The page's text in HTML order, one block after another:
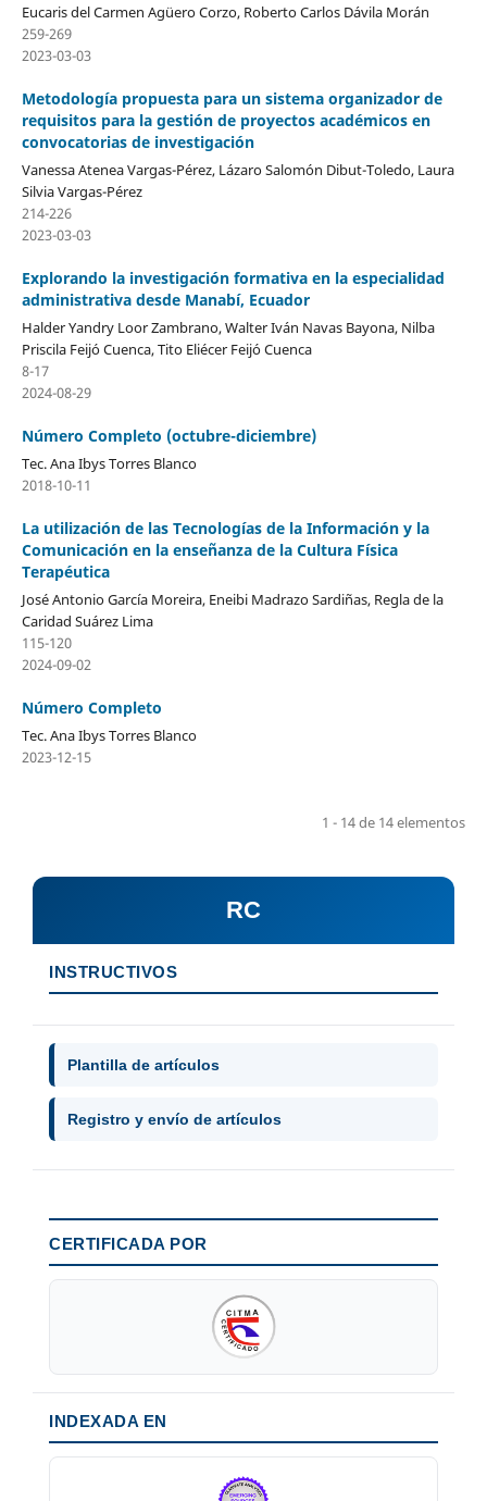
Eucaris del Carmen Agüero Corzo, Roberto Carlos Dávila Morán
259-269
2023-03-03
Metodología propuesta para un sistema organizador de
requisitos para la gestión de proyectos académicos en
convocatorias de investigación
Vanessa Atenea Vargas-Pérez, Lázaro Salomón Dibut-Toledo, Laura
Silvia Vargas-Pérez
214-226
2023-03-03
Explorando la investigación formativa en la especialidad
administrativa desde Manabí, Ecuador
Halder Yandry Loor Zambrano, Walter Iván Navas Bayona, Nilba
Priscila Feijó Cuenca, Tito Eliécer Feijó Cuenca
8-17
2024-08-29
Número Completo (octubre-diciembre)
Tec. Ana Ibys Torres Blanco
2018-10-11
La utilización de las Tecnologías de la Información y la
Comunicación en la enseñanza de la Cultura Física
Terapéutica
José Antonio García Moreira, Eneibi Madrazo Sardiñas, Regla de la
Caridad Suárez Lima
115-120
2024-09-02
Número Completo
Tec. Ana Ibys Torres Blanco
2023-12-15
1 - 14 de 14 elementos
RC
INSTRUCTIVOS
Plantilla de artículos
Registro y envío de artículos
CERTIFICADA POR
INDEXADA EN